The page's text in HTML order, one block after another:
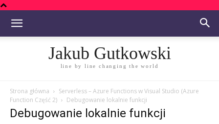
Jakub Gutkowski
line by line changing the world
Strona główna
Serverless – Azure Functions w Visual Studio (Azure
Function Część 2)
Debugowanie lokalnie funkcji
Debugowanie lokalnie funkcji